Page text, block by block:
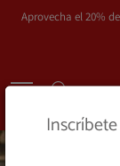
SkipAprovecha el 20%
Search